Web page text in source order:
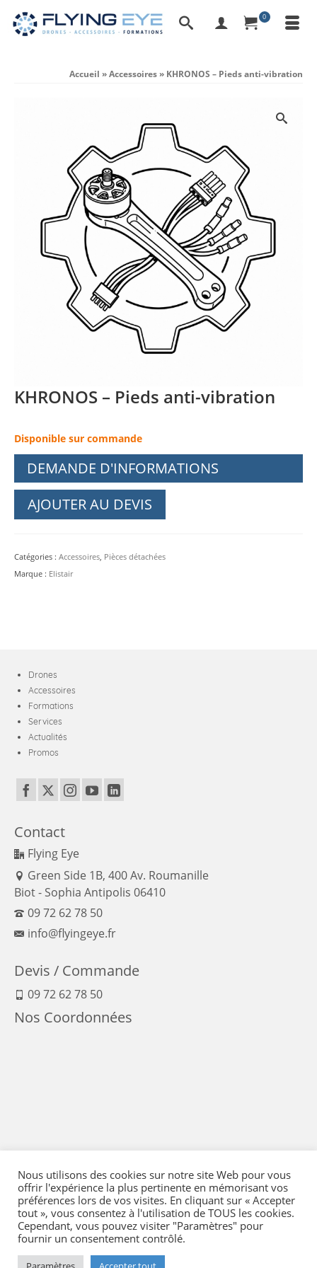
0
Accueil »Accessoires» KHRONOS – Pieds anti-vibration
KHRONOS – Pieds anti-vibration
Disponible sur commande
DEMANDE D'INFORMATIONS
AJOUTER AU DEVIS
Catégories : Accessoires, Pièces détachées
Marque : Elistair
Drones
Accessoires
Formations
Services
Actualités
Promos
Contact
Flying Eye
Green Side 1B, 400 Av. Roumanille
Biot - Sophia Antipolis 06410
09 72 62 78 50
info@flyingeye.fr
Devis / Commande
09 72 62 78 50
Nos Coordonnées
Mentions Légales-Conditions générales de vente
-Politique qualité- Moyens de paiement-
Nous utilisons des cookies sur notre site Web pour vous
offrir l'expérience la plus pertinente en mémorisant vos
préférences lors de vos visites. En cliquant sur « Accepter
tout », vous consentez à l'utilisation de TOUS les cookies.
Cependant, vous pouvez visiter "Paramètres" pour
fournir un consentement contrôlé.